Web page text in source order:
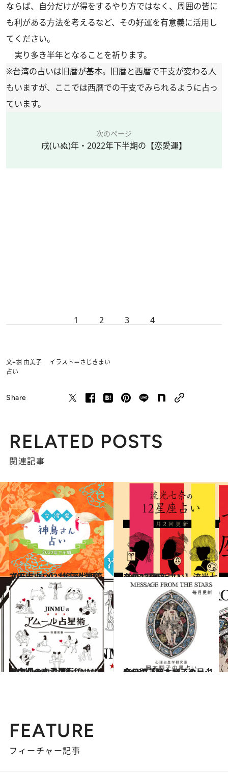
ならば、自分だけが得をするやり方ではなく、周囲の皆に
も利がある方法を考えるなど、その好運を有意義に活用し
てください。
実り多き半年となることを祈ります。
※台湾の占いは旧暦が基本。旧暦と西暦で干支が変わる人
もいますが、ここでは西暦での干支でみられるように占っ
ています。
次のページ
戌(いぬ)年・2022年下半期の【恋愛運】
1 2 3 4
文=堀 由美子 イラスト＝さじきまい
占い
Share
RELATED POSTS
関連記事
2022.7.25
【干支占い】台湾発 神鳥さん占い 2022年下半期篇
占い 2026.7.29
【月2回更新占い】流光七奈の12星座占い
占い
2024.6.15
【今週の恋愛運】JINMUのアムール占星術♡
占い 2026.7.31
今月の運勢＆メッセージを公開「岡本翔子の星占い」
占い
FEATURE
フィーチャー記事